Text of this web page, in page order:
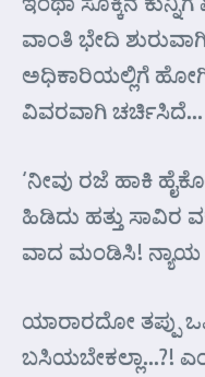
ವಾಂತಿ ಭೇದಿ
ಅಧಿಕಾರಿಯಲ್ಲಿಗೆ
ವಿವರವಾಗಿ ಚರ್ಚಿಸಿದೆ…
‘ನೀವು ರಜೆ ಹಾಕಿ
ಹಿಡಿದು ಹತ್ತು ಸಾವಿರ
ವಾದ ಮಂಡಿಸಿ! ನ್ಯಾಯ
ಯಾರಾರದೋ ತಪ್ಪು
ಬಸಿಯಬೇಕಲ್ಲಾ…?!